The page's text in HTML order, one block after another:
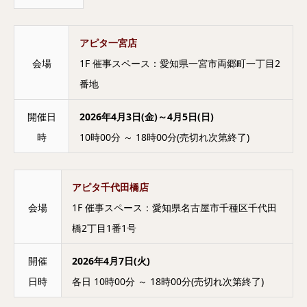
会場
アピタ一宮店
1F 催事スペース：愛知県一宮市両郷町一丁目2
番地
開催日
時
2026年4月3日(金)～4月5日(日)
10時00分 ～ 18時00分(売切れ次第終了)
会場
アピタ千代田橋店
1F 催事スペース：愛知県名古屋市千種区千代田
橋2丁目1番1号
開催
日時
2026年4月7日(火)
各日 10時00分 ～ 18時00分(売切れ次第終了)